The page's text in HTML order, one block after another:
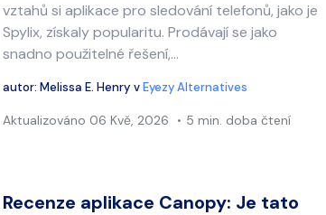
Facebook Kopírovat odkaz
vztahů si aplikace pro sledování telefonů, jako je
Spylix, získaly popularitu. Prodávají se jako
snadno použitelné řešení,…
autor:Melissa E. Henry vEyezy Alternatives
Aktualizováno 06 Kvě, 2026 5 min. doba čtení
Recenze aplikace Canopy: Je tato